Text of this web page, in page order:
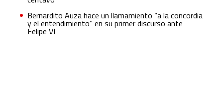
Bernardito Auza hace un llamamiento “a la concordia
y el entendimiento” en su primer discurso ante
Felipe VI